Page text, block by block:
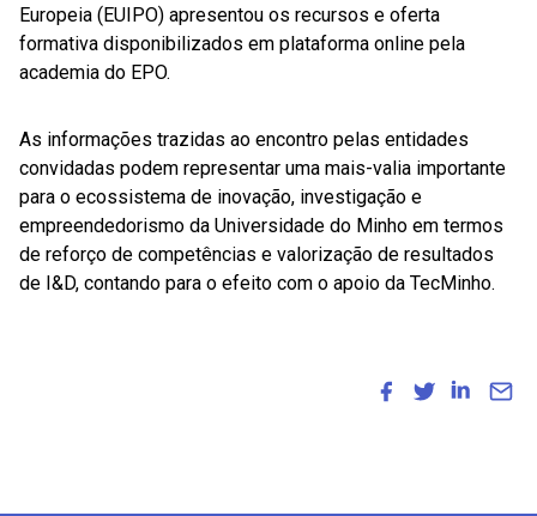
Europeia (EUIPO) apresentou os recursos e oferta
formativa disponibilizados em plataforma online pela
academia do EPO.
As informações trazidas ao encontro pelas entidades
convidadas podem representar uma mais-valia importante
para o ecossistema de inovação, investigação e
empreendedorismo da Universidade do Minho em termos
de reforço de competências e valorização de resultados
de I&D, contando para o efeito com o apoio da TecMinho.